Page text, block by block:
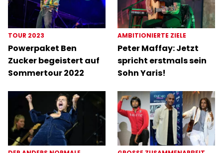
TOUR 2023
Powerpaket Ben
Zucker begeistert auf
Sommertour 2022
AMBITIONIERTE ZIELE
Peter Maffay: Jetzt
spricht erstmals sein
Sohn Yaris!